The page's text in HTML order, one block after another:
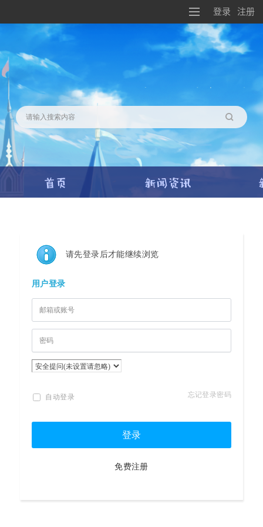
登录 注册
请先登录后才能继续浏览
用户登录
自动登录 忘记登录密码
登录
免费注册